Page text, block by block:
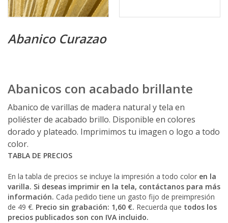
Abanico Curazao
Abanicos con acabado brillante
Abanico de varillas de madera natural y tela en
poliéster de acabado brillo. Disponible en colores
dorado y plateado. Imprimimos tu imagen o logo a todo
color.
TABLA DE PRECIOS
En la tabla de precios se incluye la impresión a todo color en la
varilla. Si deseas imprimir en la tela, contáctanos para más
información. Cada pedido tiene un gasto fijo de preimpresión
de 49 €. Precio sin grabación: 1,60 €. Recuerda que todos los
precios publicados son con IVA incluido.